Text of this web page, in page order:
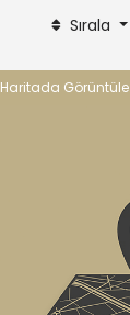
Sırala
Haritada Görüntüle